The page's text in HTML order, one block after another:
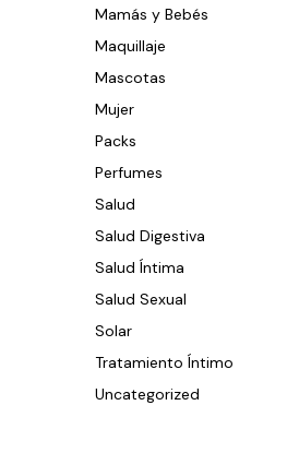
Mamás y Bebés
Maquillaje
Mascotas
Mujer
Packs
Perfumes
Salud
Salud Digestiva
Salud Íntima
Salud Sexual
Solar
Tratamiento Íntimo
Uncategorized